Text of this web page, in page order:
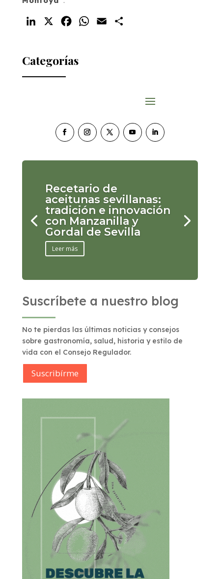
LinkedIn FacebookWhatsApp
Email
Categorías
Recetario de
aceitunas sevillanas:
tradición e innovación
con Manzanilla y
Gordal de Sevilla
Leer más
Suscríbete a nuestro blog
No te pierdas las últimas noticias y consejos
sobre gastronomía, salud, historia y estilo de
vida con el Consejo Regulador.
Suscribírme